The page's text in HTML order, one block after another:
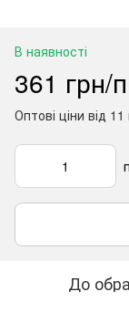
В наявності
361 грн/
Оптові ціни від
До